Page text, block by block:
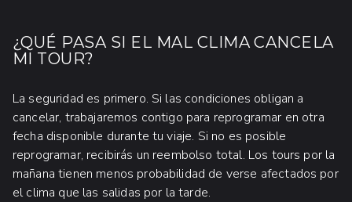
¿QUÉ PASA SI EL MAL CLIMA CANCELA
MI TOUR?
La seguridad es primero. Si las condiciones obligan a
cancelar, trabajaremos contigo para reprogramar en otra
fecha disponible durante tu viaje. Si no es posible
reprogramar, recibirás un reembolso total. Los tours por la
mañana tienen menos probabilidad de verse afectados por
el clima que las salidas por la tarde.